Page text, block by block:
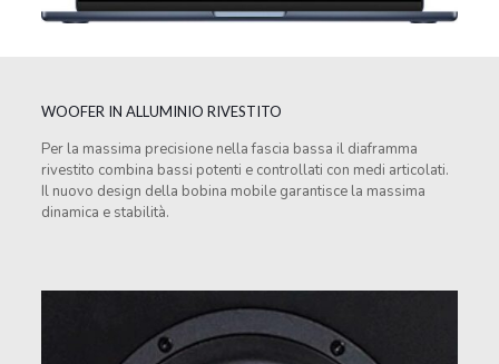
WOOFER IN ALLUMINIO RIVESTITO
Per la massima precisione nella fascia bassa il diaframma
rivestito combina bassi potenti e controllati con medi articolati.
Il nuovo design della bobina mobile garantisce la massima
dinamica e stabilità.